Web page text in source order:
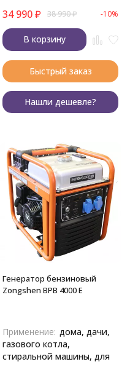
34 990₽ 38 990₽ -10%
В корзину
Быстрый заказ
Нашли дешевле?
Генератор бензиновый
Zongshen BPB 4000 E
Применение: дома, дачи,
газового котла,
стиральной машины, для